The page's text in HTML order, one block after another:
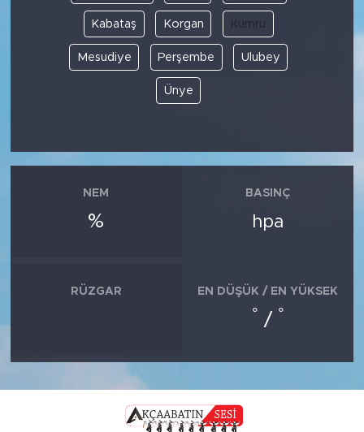
Kabataş Korgan Kumru
Mesudiye Perşembe Ulubey
Ünye
NEM
%
BASINÇ
hpa
RÜZGAR EN DÜŞÜK / EN YÜKSEK
° / °